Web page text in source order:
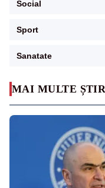
MAI MULTE
Social
Sport
Sanatate